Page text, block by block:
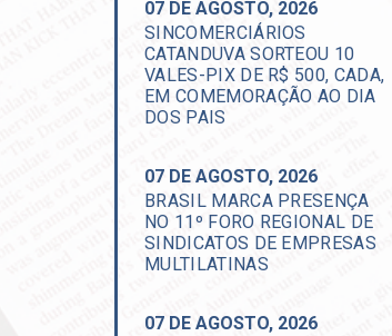
07 DE AGOSTO, 2026
SINCOMERCIÁRIOS
CATANDUVA SORTEOU 10
VALES-PIX DE R$ 500, CADA,
EM COMEMORAÇÃO AO DIA
DOS PAIS
07 DE AGOSTO, 2026
BRASIL MARCA PRESENÇA
NO 11º FORO REGIONAL DE
SINDICATOS DE EMPRESAS
MULTILATINAS
07 DE AGOSTO, 2026